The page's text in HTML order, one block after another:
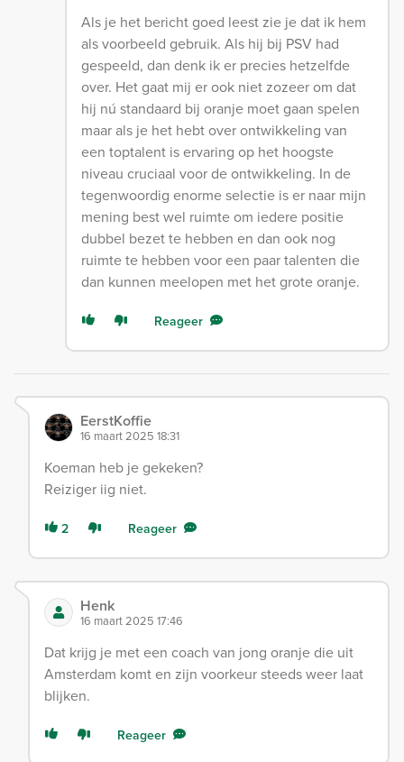
Als je het bericht goed leest zie je dat ik hem
als voorbeeld gebruik. Als hij bij PSV had
gespeeld, dan denk ik er precies hetzelfde
over. Het gaat mij er ook niet zozeer om dat
hij nú standaard bij oranje moet gaan spelen
maar als je het hebt over ontwikkeling van
een toptalent is ervaring op het hoogste
niveau cruciaal voor de ontwikkeling. In de
tegenwoordig enorme selectie is er naar mijn
mening best wel ruimte om iedere positie
dubbel bezet te hebben en dan ook nog
ruimte te hebben voor een paar talenten die
dan kunnen meelopen met het grote oranje.
Reageer
EerstKoffie
16 maart 2025 18:31
Koeman heb je gekeken?
Reiziger iig niet.
2 Reageer
Henk
16 maart 2025 17:46
Dat krijg je met een coach van jong oranje die uit
Amsterdam komt en zijn voorkeur steeds weer laat
blijken.
Reageer